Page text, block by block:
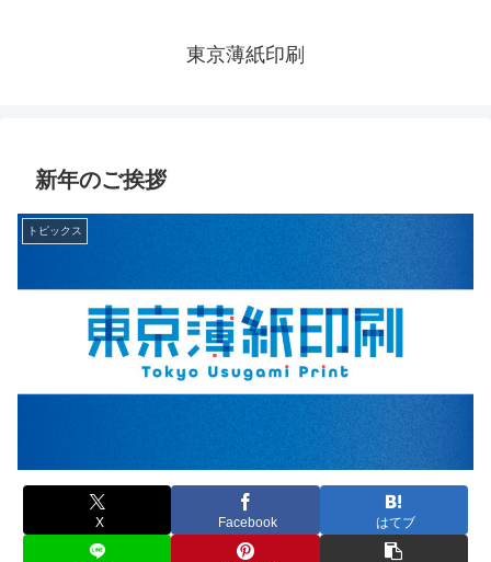
東京薄紙印刷
新年のご挨拶
トピックス
X Facebook はてブ